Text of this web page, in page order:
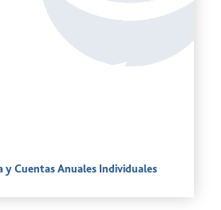
Cuentas Anuales Individuales